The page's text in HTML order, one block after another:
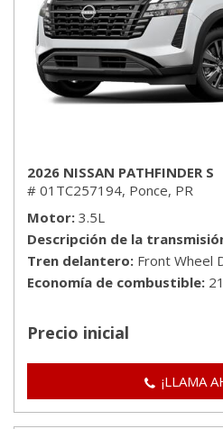
2026 NISSAN PATHFINDER S
# 01TC257194, Ponce, PR
Motor 3.5L
Descripción de la
Tren delantero Front Wheel
Economía de combustible
Precio inicial
¡LLAMA